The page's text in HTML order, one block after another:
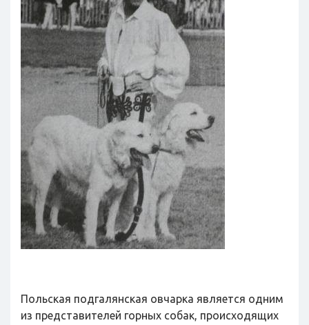
Польская подгалянская овчарка является одним
из представителей горных собак, происходящих